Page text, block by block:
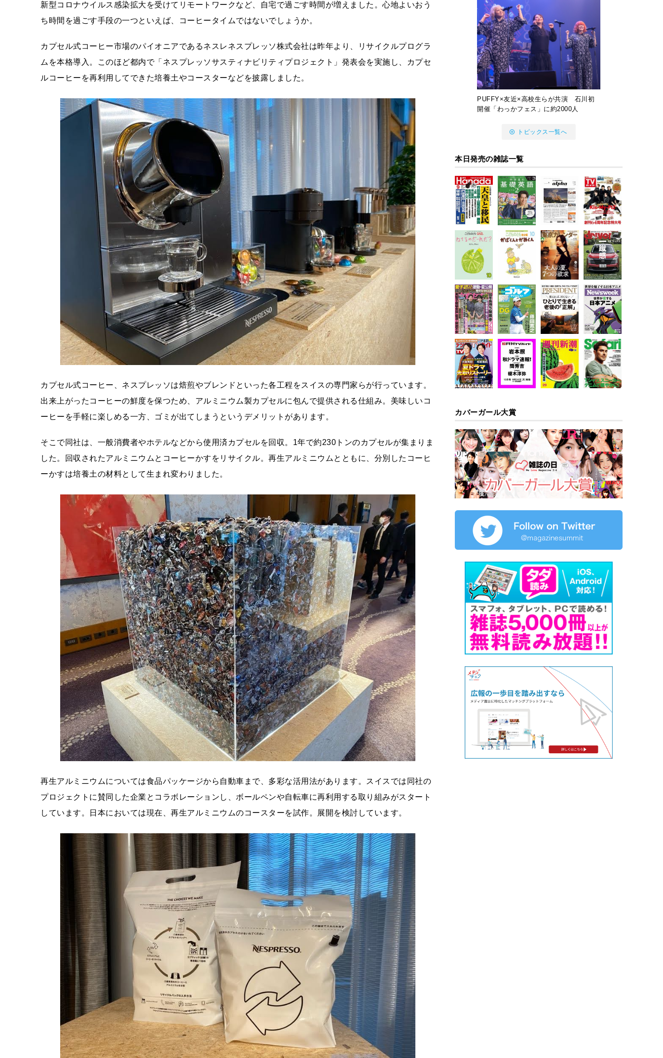
新型コロナウイルス感染拡大を受けてリモートワークなど、自宅で過ごす時間が増えました。心地よいおう
ち時間を過ごす手段の一つといえば、コーヒータイムではないでしょうか。
カプセル式コーヒー市場のパイオニアであるネスレネスプレッソ株式会社は昨年より、リサイクルプログラ
ムを本格導入。このほど都内で「ネスプレッソサスティナビリティプロジェクト」発表会を実施し、カプセ
ルコーヒーを再利用してできた培養土やコースターなどを披露しました。
カプセル式コーヒー、ネスプレッソは焙煎やブレンドといった各工程をスイスの専門家らが行っています。
出来上がったコーヒーの鮮度を保つため、アルミニウム製カプセルに包んで提供される仕組み。美味しいコ
ーヒーを手軽に楽しめる一方、ゴミが出てしまうというデメリットがあります。
そこで同社は、一般消費者やホテルなどから使用済カプセルを回収。1年で約230トンのカプセルが集まりま
した。回収されたアルミニウムとコーヒーかすをリサイクル。再生アルミニウムとともに、分別したコーヒ
ーかすは培養土の材料として生まれ変わりました。
再生アルミニウムについては食品パッケージから自動車まで、多彩な活用法があります。スイスでは同社の
プロジェクトに賛同した企業とコラボレーションし、ボールペンや自転車に再利用する取り組みがスタート
しています。日本においては現在、再生アルミニウムのコースターを試作。展開を検討しています。
PUFFY×友近×高校生らが共演 石川初
開催「わっかフェス」に約2000人
トピックス一覧へ
本日発売の雑誌一覧
カバーガール大賞